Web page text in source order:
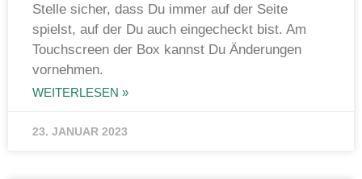
Stelle sicher, dass Du immer auf der Seite
spielst, auf der Du auch eingecheckt bist. Am
Touchscreen der Box kannst Du Änderungen
vornehmen.
WEITERLESEN »
23. JANUAR 2023